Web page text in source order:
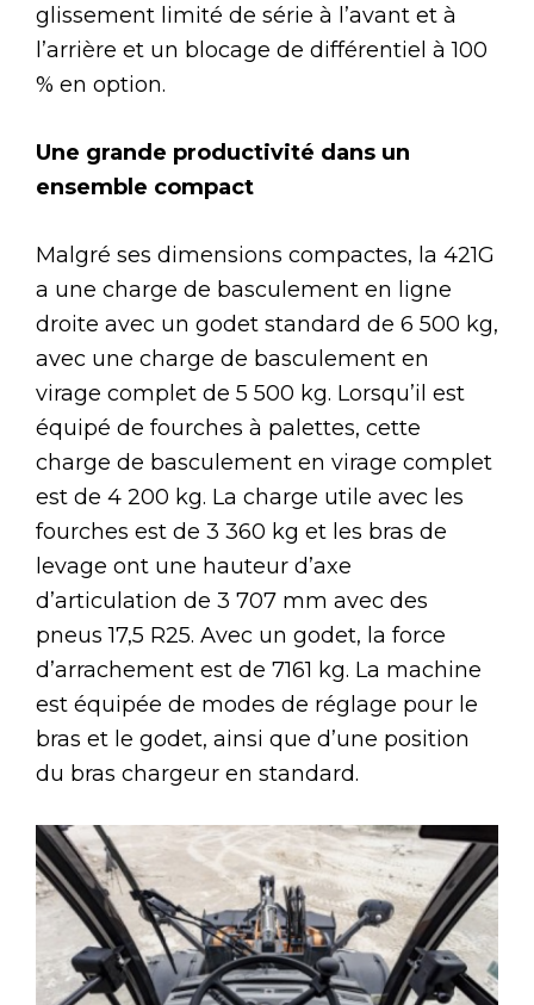
glissement limité de série à l’avant et à
l’arrière et un blocage de différentiel à 100
% en option.
Une grande productivité dans un
ensemble compact
Malgré ses dimensions compactes, la 421G
a une charge de basculement en ligne
droite avec un godet standard de 6 500 kg,
avec une charge de basculement en
virage complet de 5 500 kg. Lorsqu’il est
équipé de fourches à palettes, cette
charge de basculement en virage complet
est de 4 200 kg. La charge utile avec les
fourches est de 3 360 kg et les bras de
levage ont une hauteur d’axe
d’articulation de 3 707 mm avec des
pneus 17,5 R25. Avec un godet, la force
d’arrachement est de 7161 kg. La machine
est équipée de modes de réglage pour le
bras et le godet, ainsi que d’une position
du bras chargeur en standard.